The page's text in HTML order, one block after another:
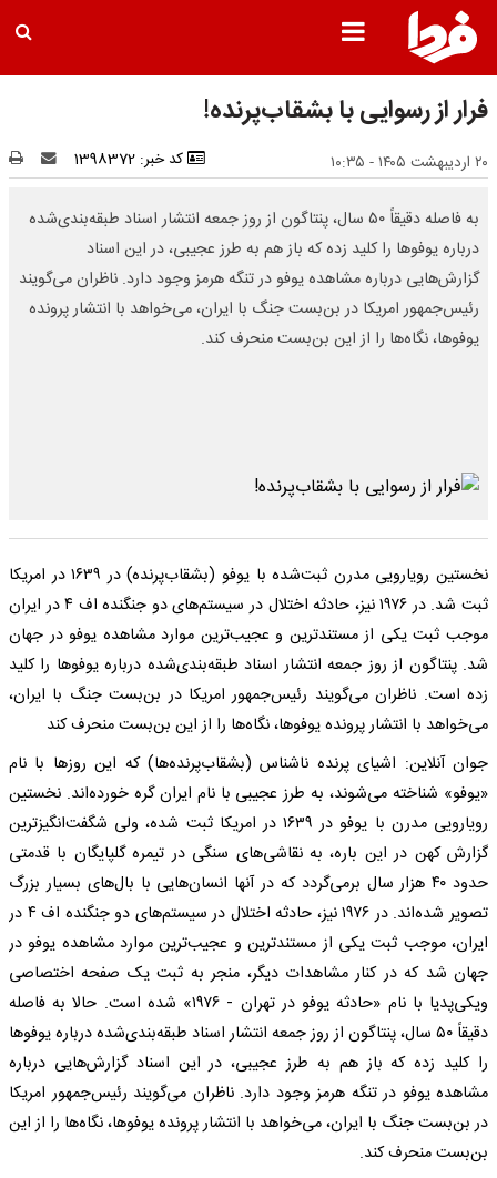
فرار از رسوایی با بشقاب‌پرنده!
۲۰ اردیبهشت ۱۴۰۵ - ۱۰:۳۵ کد خبر: 1398372
به فاصله دقیقاً ۵۰ سال، پنتاگون از روز جمعه انتشار اسناد طبقه‌بندی‌شده
درباره یوفو‌ها را کلید زده که باز هم به طرز عجیبی، در این اسناد
گزارش‌هایی درباره مشاهده یوفو در تنگه هرمز وجود دارد. ناظران می‌گویند
رئیس‌جمهور امریکا در بن‌بست جنگ با ایران، می‌خواهد با انتشار پرونده
یوفوها، نگاه‌ها را از این بن‌بست منحرف کند.
نخستین رویارویی مدرن ثبت‌شده با یوفو (بشقاب‌پرنده) در ۱۶۳۹ در امریکا
ثبت شد. در ۱۹۷۶ نیز، حادثه اختلال در سیستم‌های دو جنگنده اف ۴ در ایران
موجب ثبت یکی از مستندترین و عجیب‌ترین موارد مشاهده یوفو در جهان
شد. پنتاگون از روز جمعه انتشار اسناد طبقه‌بندی‌شده درباره یوفو‌ها را کلید
زده است. ناظران می‌گویند رئیس‌جمهور امریکا در بن‌بست جنگ با ایران،
می‌خواهد با انتشار پرونده یوفوها، نگاه‌ها را از این بن‌بست منحرف کند
جوان آنلاین: اشیای پرنده ناشناس (بشقاب‌پرنده‌ها) که این روز‌ها با نام
«یوفو» شناخته می‌شوند، به طرز عجیبی با نام ایران گره خورده‌اند. نخستین
رویارویی مدرن با یوفو در ۱۶۳۹ در امریکا ثبت شده، ولی شگفت‌انگیزترین
گزارش کهن در این باره، به نقاشی‌های سنگی در تیمره گلپایگان با قدمتی
حدود ۴۰ هزار سال برمی‌گردد که در آنها انسان‌هایی با بال‌های بسیار بزرگ
تصویر شده‌اند. در ۱۹۷۶ نیز، حادثه اختلال در سیستم‌های دو جنگنده اف ۴ در
ایران، موجب ثبت یکی از مستندترین و عجیب‌ترین موارد مشاهده یوفو در
جهان شد که در کنار مشاهدات دیگر، منجر به ثبت یک صفحه اختصاصی
ویکی‌پدیا با نام «حادثه یوفو در تهران - ۱۹۷۶» شده است. حالا به فاصله
دقیقاً ۵۰ سال، پنتاگون از روز جمعه انتشار اسناد طبقه‌بندی‌شده درباره یوفو‌ها
را کلید زده که باز هم به طرز عجیبی، در این اسناد گزارش‌هایی درباره
مشاهده یوفو در تنگه هرمز وجود دارد. ناظران می‌گویند رئیس‌جمهور امریکا
در بن‌بست جنگ با ایران، می‌خواهد با انتشار پرونده یوفوها، نگاه‌ها را از این
بن‌بست منحرف کند.